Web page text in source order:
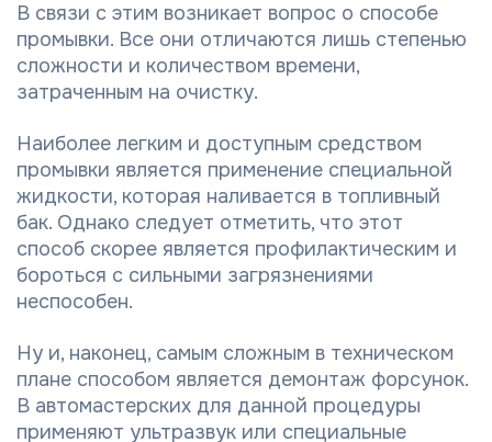
В связи с этим возникает вопрос о способе
промывки. Все они отличаются лишь степенью
сложности и количеством времени,
затраченным на очистку.
Наиболее легким и доступным средством
промывки является применение специальной
жидкости, которая наливается в топливный
бак. Однако следует отметить, что этот
способ скорее является профилактическим и
бороться с сильными загрязнениями
неспособен.
Ну и, наконец, самым сложным в техническом
плане способом является демонтаж форсунок.
В автомастерских для данной процедуры
применяют ультразвук или специальные